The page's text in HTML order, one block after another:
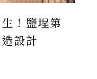
！鹽埕第
設計